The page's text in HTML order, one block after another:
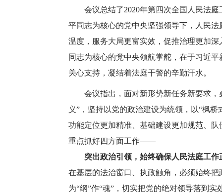
会议总结了2020年第四次全国人民法庭
平同志为核心的党中央坚强领导下，人民
温度，服务大局更富实效，促推治理更加
同志为核心的党中央领航掌舵，在于习近
关心支持，凝结着法庭干警的辛勤汗水。
会议指出，面对新形势新任务新要求，
义”，坚持以党的政治建设为统领，以“枫
功能定位更加精准、基础建设更加规范、
重点抓好四方面工作——
突出政治引领，始终确保人民法庭工作
在基层的法治窗口、执政触角，必须始终
为“纲”作“魂”，切实把党的绝对领导落到